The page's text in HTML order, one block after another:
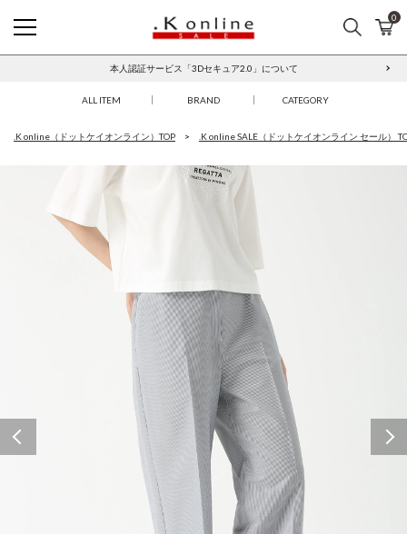
検索 カ
0
本人認証サービス「3Dセキュア2.0」について
ALL ITEM BRAND CATEGORY
.K online（ドットケイオンライン）TOP .K online SALE（ドットケイオンライン セール）